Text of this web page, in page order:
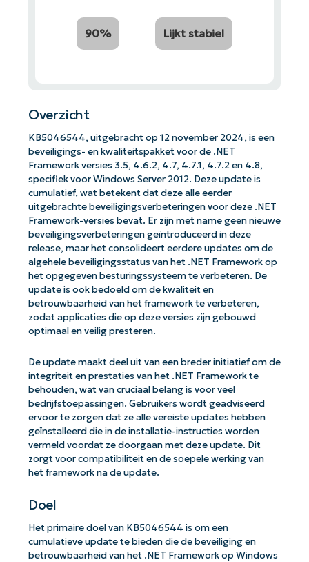
90% Lijkt stabiel
Overzicht
KB5046544, uitgebracht op 12 november 2024, is een
beveiligings- en kwaliteitspakket voor de .NET
Framework versies 3.5, 4.6.2, 4.7, 4.7.1, 4.7.2 en 4.8,
specifiek voor Windows Server 2012. Deze update is
cumulatief, wat betekent dat deze alle eerder
uitgebrachte beveiligingsverbeteringen voor deze .NET
Framework-versies bevat. Er zijn met name geen nieuwe
beveiligingsverbeteringen geïntroduceerd in deze
release, maar het consolideert eerdere updates om de
algehele beveiligingsstatus van het .NET Framework op
het opgegeven besturingssysteem te verbeteren. De
update is ook bedoeld om de kwaliteit en
betrouwbaarheid van het framework te verbeteren,
zodat applicaties die op deze versies zijn gebouwd
optimaal en veilig presteren.
De update maakt deel uit van een breder initiatief om de
integriteit en prestaties van het .NET Framework te
behouden, wat van cruciaal belang is voor veel
bedrijfstoepassingen. Gebruikers wordt geadviseerd
ervoor te zorgen dat ze alle vereiste updates hebben
geïnstalleerd die in de installatie-instructies worden
vermeld voordat ze doorgaan met deze update. Dit
zorgt voor compatibiliteit en de soepele werking van
het framework na de update.
Doel
Het primaire doel van KB5046544 is om een
cumulatieve update te bieden die de beveiliging en
betrouwbaarheid van het .NET Framework op Windows